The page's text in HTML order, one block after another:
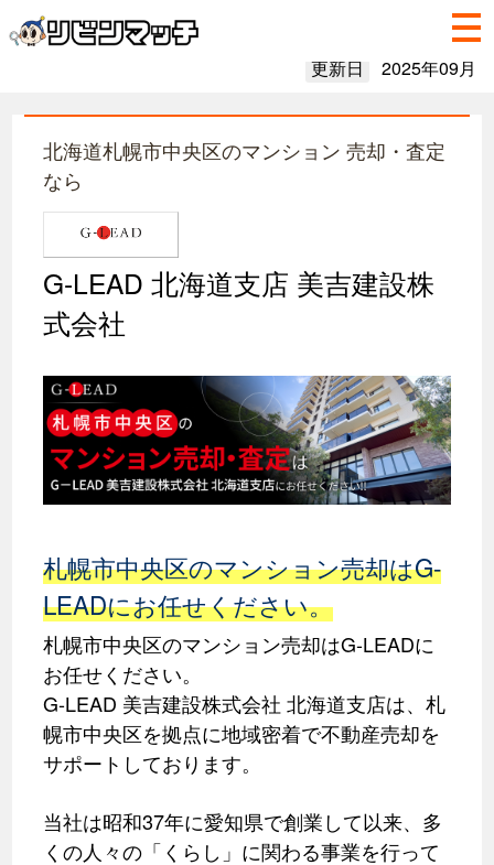
更新日 2025年09月
北海道札幌市中央区のマンション 売却・査定
なら
G-LEAD 北海道支店 美吉建設株
式会社
札幌市中央区のマンション売却はG-
LEADにお任せください。
札幌市中央区のマンション売却はG-LEADに
お任せください。
G-LEAD 美吉建設株式会社 北海道支店は、札
幌市中央区を拠点に地域密着で不動産売却を
サポートしております。
当社は昭和37年に愛知県で創業して以来、多
くの人々の「くらし」に関わる事業を行って